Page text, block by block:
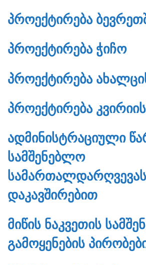
ᲞᲠᲝᲔᲥᲢᲘᲠᲔᲑᲐ
ᲞᲠᲝᲔᲥᲢᲘᲠᲔᲑᲐ ᲭᲘᲩᲝ
ᲞᲠᲝᲔᲥᲢᲘᲠᲔᲑᲐ
ᲞᲠᲝᲔᲥᲢᲘᲠᲔᲑᲐ
ᲐᲓᲛᲘᲜᲘᲡᲢᲠᲐᲪᲘᲣᲚᲘ
ᲡᲐᲛᲨᲔᲜᲔᲑᲚᲝ
ᲓᲐᲙᲐᲕᲨᲘᲠᲔᲑᲘᲗ
ᲛᲘᲬᲘᲡ ᲜᲐᲙᲕᲔᲗᲘᲡ
ᲒᲐᲛᲝᲧᲔᲜᲔᲑᲘᲡ